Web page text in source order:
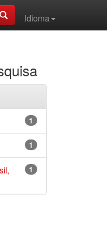
Idioma
1
1
1